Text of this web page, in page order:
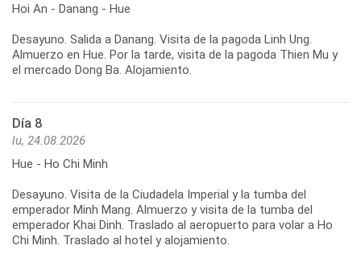
Hoi An - Danang - Hue
Desayuno. Salida a Danang. Visita de la pagoda Linh Ung.
Almuerzo en Hue. Por la tarde, visita de la pagoda Thien Mu y
Día 8
lu, 24.08.2026
Hue - Ho Chi Minh
Desayuno. Visita de la Ciudadela Imperial y la tumba del
emperador Minh Mang. Almuerzo y visita de la tumba del
emperador Khai Dinh. Traslado al aeropuerto para volar a Ho